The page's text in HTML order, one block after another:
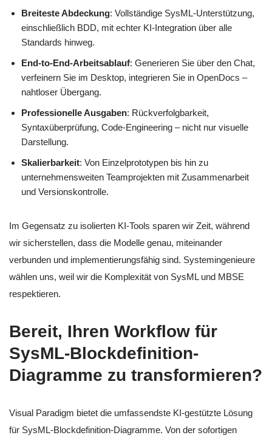
Breiteste Abdeckung: Vollständige SysML-Unterstützung,
einschließlich BDD, mit echter KI-Integration über alle
Standards hinweg.
End-to-End-Arbeitsablauf: Generieren Sie über den Chat,
verfeinern Sie im Desktop, integrieren Sie in OpenDocs –
nahtloser Übergang.
Professionelle Ausgaben: Rückverfolgbarkeit,
Syntaxüberprüfung, Code-Engineering – nicht nur visuelle
Darstellung.
Skalierbarkeit: Von Einzelprototypen bis hin zu
unternehmensweiten Teamprojekten mit Zusammenarbeit
und Versionskontrolle.
Im Gegensatz zu isolierten KI-Tools sparen wir Zeit, während
wir sicherstellen, dass die Modelle genau, miteinander
verbunden und implementierungsfähig sind. Systemingenieure
wählen uns, weil wir die Komplexität von SysML und MBSE
respektieren.
Bereit, Ihren Workflow für
SysML-Blockdefinition-
Diagramme zu transformieren?
Visual Paradigm bietet die umfassendste KI-gestützte Lösung
für SysML-Blockdefinition-Diagramme. Von der sofortigen